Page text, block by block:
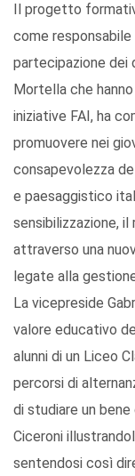
Il progetto
come
partecipazione dei
Mortella che
iniziative FAI, ha
promuovere nei
consapevolezza
e paesaggistico
sensibilizzazione,
attraverso una
legate alla
La vicepreside
valore educativo
alunni di un Liceo
percorsi di
di studiare un
Ciceroni
sentendosi così